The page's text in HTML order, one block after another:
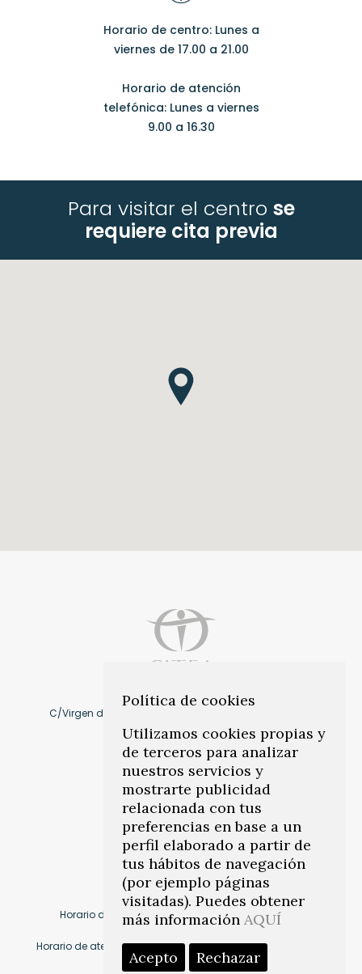
Horario de centro: Lunes a
viernes de 17.00 a 21.00
Horario de atención
telefónica: Lunes a viernes
9.00 a 16.30
Para visitar el centro se
requiere cita previa
C/Virgen de Montserrat, 10 41011, Los Remedios. Sevilla
info@citeasevilla.es
Teléfonos: 954 45 78 86
671 817 031
Horario de centro: Lunes a viernes de 17.00 a 21.00
Horario de atención telefónica: Lunes a viernes 9.00 a 16.30
Política de cookies
Utilizamos cookies propias y
de terceros para analizar
nuestros servicios y
mostrarte publicidad
relacionada con tus
preferencias en base a un
perfil elaborado a partir de
tus hábitos de navegación
(por ejemplo páginas
visitadas). Puedes obtener
más información AQUÍ
Acepto Rechazar